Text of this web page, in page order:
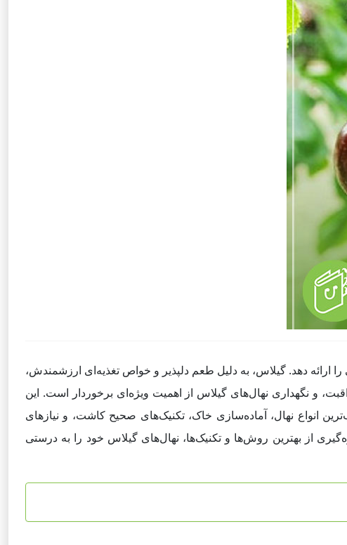
دهد. گیلاس، به دلیل طعم دلپذیر و خواص تغذیه‌ای ارزشمندش،
و نگهداری نهال‌های گیلاس از اهمیت ویژه‌ای برخوردار است. این
انواع نهال، آماده‌سازی خاک، تکنیک‌های صحیح کاشت، و نیازهای
از بهترین روش‌ها و تکنیک‌ها، نهال‌های گیلاس خود را به درستی